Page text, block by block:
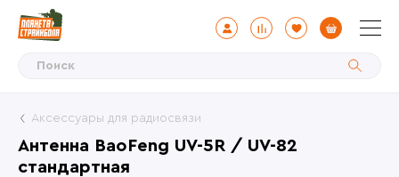
Антенна BaoFeng UV-5R / UV-82
стандартная
Аксессуары для радиосвязи